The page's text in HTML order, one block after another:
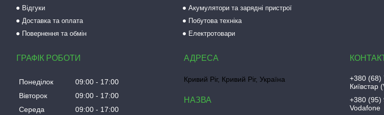
Відгуки
Доставка та оплата
Повернення та обмін
Акумулятори та зарядні пристрої
Побутова техніка
Електротовари
ГРАФІК РОБОТИ
Понеділок 09:00
17:00
Вівторок
09:00
17:00
Середа
09:00
17:00
Кривий Ріг, Кривий Ріг, Україна
+380 (68)
Київстар
+380 (95)
Vodafone